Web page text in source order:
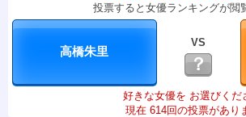
投票すると女優ランキングが閲
VS
？
好きな女優を お選びくだ
現在 614回の投票があり